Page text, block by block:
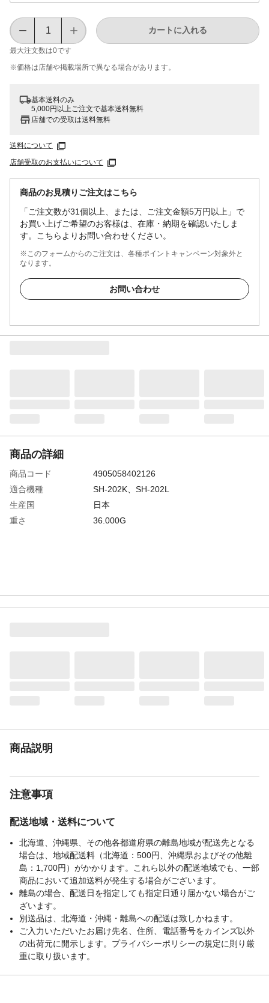
最大注文数は0です
カートに入れる
※価格は​店舗や​掲載場所で​異なる​場合が​あります。
基本送料のみ
5,000円以上ご注文で基本送料無料
店舗での受取は送料無料
送料について
店舗受取のお支払いについて
商品のお見積りご注文はこちら
「ご注文数が31個以上、または、ご注文金額5万円以上」で
お買い上げご希望のお客様は、在庫・納期を確認いたしま
す。こちらよりお問い合わせください。
※このフォームからのご注文は、各種ポイントキャンペーン対象外と
なります。
お問い合わせ
商品の詳細
商品コード
4905058402126
適合機種
SH-202K、SH-202L
生産国
日本
重さ
36.000G
商品説明
注意事項
配送地域・送料について
北海道、沖縄県、その他各都道府県の離島地域が配送先となる
場合は、地域配送料（北海道：500円、沖縄県およびその他離
島：1,700円）がかかります。これら以外の配送地域でも、一部
商品において追加送料が発生する場合がございます。
離島の場合、配送日を指定しても指定日通り届かない場合がご
ざいます。
別送品は、北海道・沖縄・離島への配送は致しかねます。
ご入力いただいたお届け先名、住所、電話番号をカインズ以外
の出荷元に開示します。プライバシーポリシーの規定に則り厳
重に取り扱います。